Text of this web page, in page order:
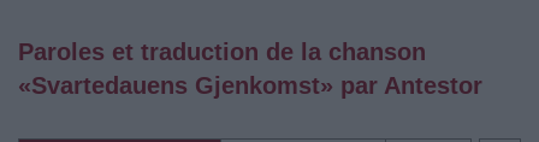
Paroles et traduction de la chanson
«Svartedauens Gjenkomst» par Antestor